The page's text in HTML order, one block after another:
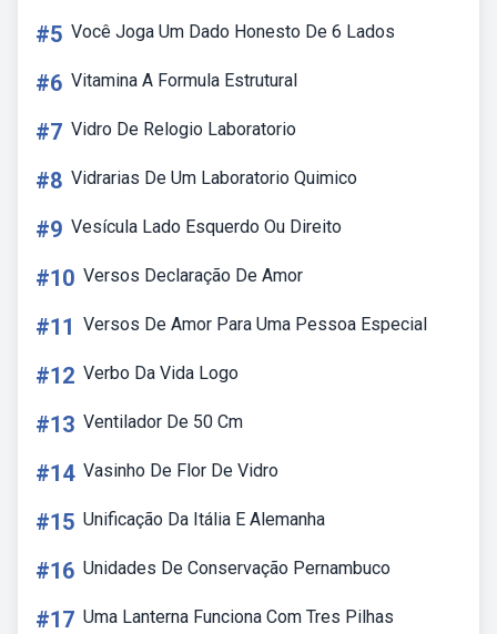
#5 Você Joga Um Dado Honesto De 6 Lados
#6 Vitamina A Formula Estrutural
#7 Vidro De Relogio Laboratorio
#8 Vidrarias De Um Laboratorio Quimico
#9 Vesícula Lado Esquerdo Ou Direito
#10 Versos Declaração De Amor
#11 Versos De Amor Para Uma Pessoa Especial
#12 Verbo Da Vida Logo
#13 Ventilador De 50 Cm
#14 Vasinho De Flor De Vidro
#15 Unificação Da Itália E Alemanha
#16 Unidades De Conservação Pernambuco
#17 Uma Lanterna Funciona Com Tres Pilhas